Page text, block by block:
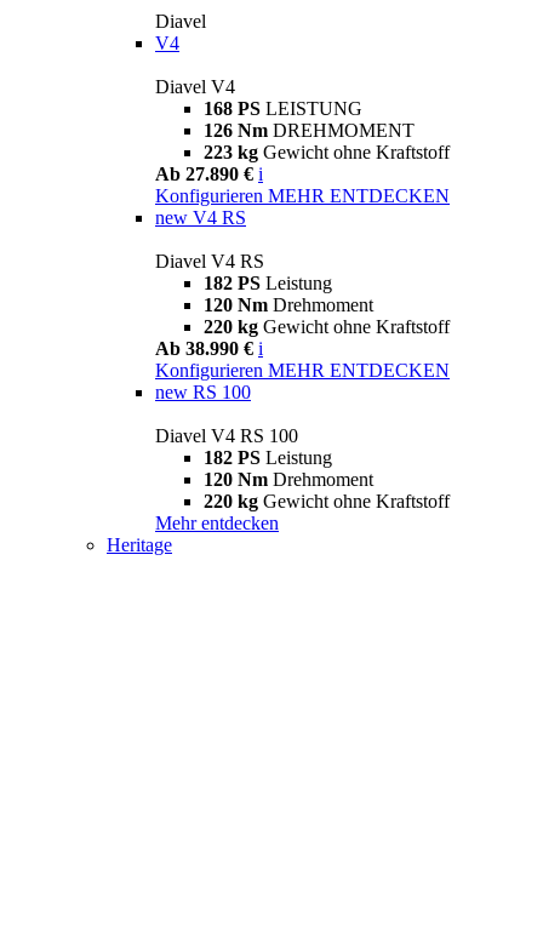
Diavel
V4
Diavel V4
168 PS LEISTUNG
126 Nm DREHMOMENT
223 kg Gewicht ohne Kraftstoff
Ab 27.890 € i
Konfigurieren MEHR ENTDECKEN
new V4 RS
Diavel V4 RS
182 PS Leistung
120 Nm Drehmoment
220 kg Gewicht ohne Kraftstoff
Ab 38.990 € i
Konfigurieren MEHR ENTDECKEN
new RS 100
Diavel V4 RS 100
182 PS Leistung
120 Nm Drehmoment
220 kg Gewicht ohne Kraftstoff
Mehr entdecken
Heritage